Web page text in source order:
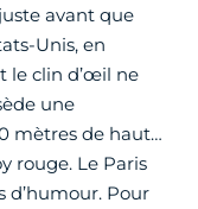
avant que
Unis, en
le clin d’œil ne
une
mètres de haut…
rouge. Le Paris
d’humour. Pour